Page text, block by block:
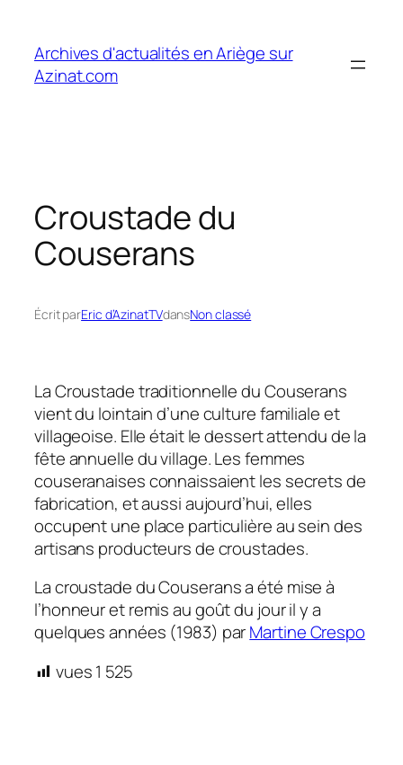
contenu
Archives d'actualités en Ariège sur
Azinat.com
Croustade du
Couserans
Écrit parEric d’AzinatTVdansNon classé
La Croustade traditionnelle du Couserans
vient du lointain d’une culture familiale et
villageoise. Elle était le dessert attendu de la
fête annuelle du village. Les femmes
couseranaises connaissaient les secrets de
fabrication, et aussi aujourd’hui, elles
occupent une place particulière au sein des
artisans producteurs de croustades.
La croustade du Couserans a été mise à
l’honneur et remis au goût du jour il y a
quelques années (1983) parMartine Crespo
vues1 525